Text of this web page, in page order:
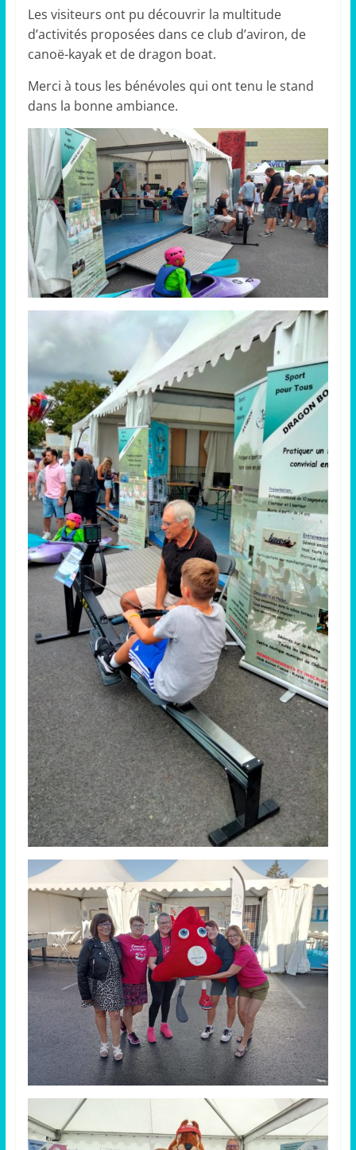
Les visiteurs ont pu découvrir la multitude
d’activités proposées dans ce club d’aviron, de
canoë-kayak et de dragon boat.
Merci à tous les bénévoles qui ont tenu le stand
dans la bonne ambiance.